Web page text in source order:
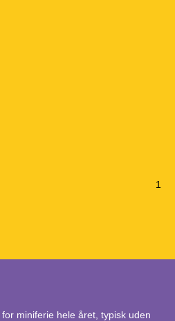
1
miniferie hele året, typisk uden